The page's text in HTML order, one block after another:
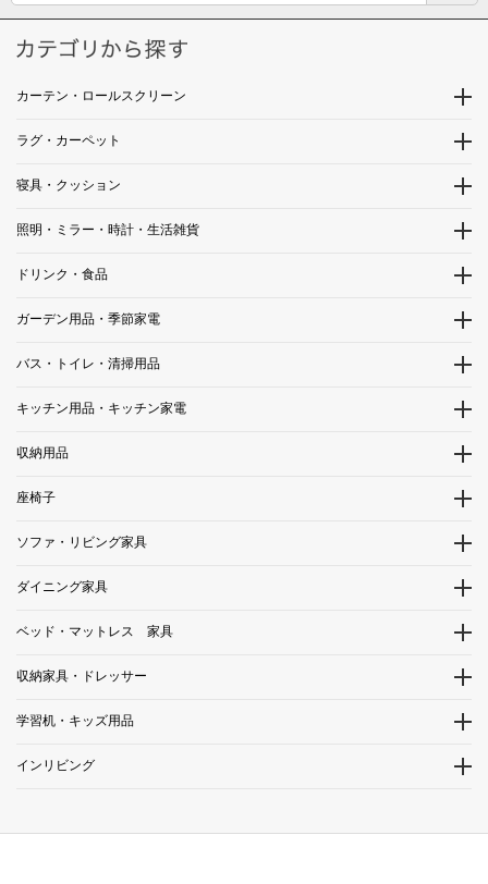
カーテン・ロールスクリーン
ラグ・カーペット
寝具・クッション
照明・ミラー・時計・生活雑貨
ドリンク・食品
ガーデン用品・季節家電
バス・トイレ・清掃用品
キッチン用品・キッチン家電
収納用品
座椅子
ソファ・リビング家具
ダイニング家具
ベッド・マットレス 家具
収納家具・ドレッサー
学習机・キッズ用品
インリビング